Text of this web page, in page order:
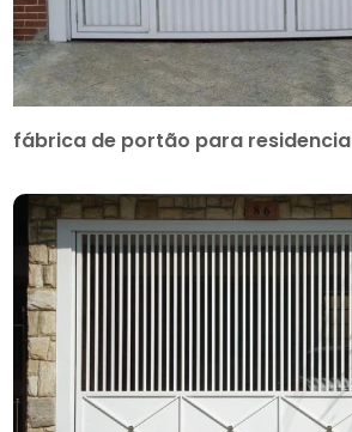
fábrica de portão para residencia